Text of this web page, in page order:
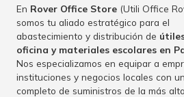
En Rover Office Store (Utili Office
somos tu aliado estratégico para el
abastecimiento y distribución de
oficina y materiales escolares en
Nos especializamos en equipar a
instituciones y negocios locales con
completo de suministros de la más